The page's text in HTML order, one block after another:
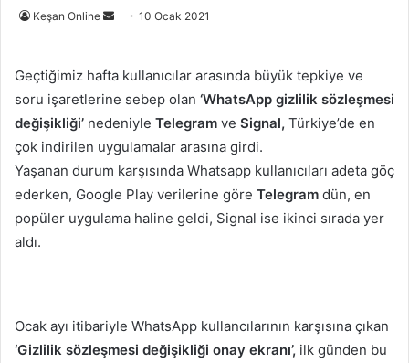
Keşan Online
Bir
göndermek
10 Ocak 2021
Geçtiğimiz hafta kullanıcılar arasında büyük tepkiye ve
soru işaretlerine sebep olan ‘WhatsApp gizlilik sözleşmesi
değişikliği’ nedeniyle Telegram ve Signal, Türkiye’de en
çok indirilen uygulamalar arasına girdi.
Yaşanan durum karşısında Whatsapp kullanıcıları adeta göç
ederken, Google Play verilerine göre Telegram dün, en
popüler uygulama haline geldi, Signal ise ikinci sırada yer
aldı.
Ocak ayı itibariyle WhatsApp kullancılarının karşısına çıkan
‘Gizlilik sözleşmesi değişikliği onay ekranı’, ilk günden bu